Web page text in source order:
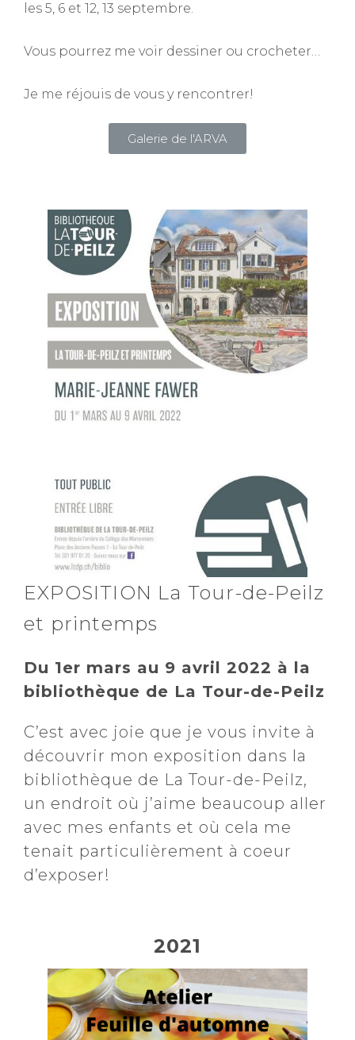
les 5, 6 et 12, 13 septembre.
Vous pourrez me voir dessiner ou crocheter…
Je me réjouis de vous y rencontrer!
Galerie de l'ARVA
EXPOSITION La Tour-de-Peilz
et printemps
Du 1er mars au 9 avril 2022 à la
bibliothèque de La Tour-de-Peilz
C’est avec joie que je vous invite à
découvrir mon exposition dans la
bibliothèque de La Tour-de-Peilz,
un endroit où j’aime beaucoup aller
avec mes enfants et où cela me
tenait particulièrement à coeur
d’exposer!
2021